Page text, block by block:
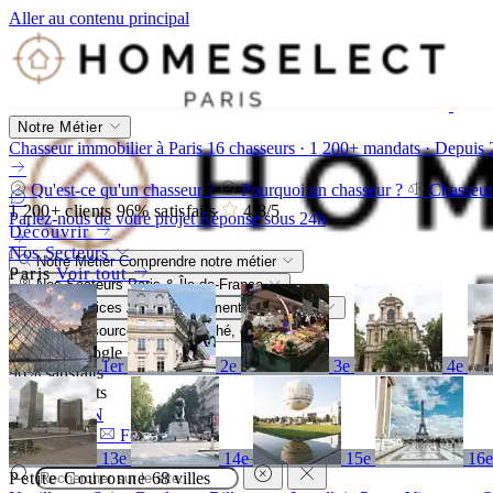
Aller au contenu principal
Notre Métier
Chasseur immobilier à Paris 16 chasseurs · 1 200+ mandats · Depuis
Qu'est-ce qu'un chasseur ? Pourquoi un chasseur ?
1 200+clients 96%satisfaits 4,8/5
Découvrir
Nos Secteurs
Paris Voir tout
1er 2e 3e 4e
13e 14e 15e 16e
Petite Couronne 68 villes
Parlez-nous de votre projet Réponse sous 24h
Notre Métier Comprendre notre métier
Nos Secteurs Paris & Île-de-France
Nos Services Accompagnement sur-mesure
Nos Ressources Blog, marché, guides
4,8/5 Google
96% satisfaits
1 200+ clients
FR
EN
Appeler
Formulaire